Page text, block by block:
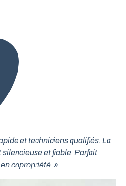
et techniciens qualifiés. La
et fiable. Parfait
copropriété. »